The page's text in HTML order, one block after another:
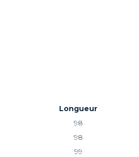
Longueur
98
98
99